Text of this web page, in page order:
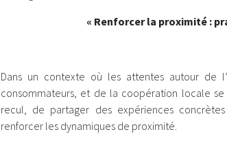
« Renforcer la proximité :
Dans un contexte où les attentes autour de
consommateurs, et de la coopération locale
recul, de partager des expériences
renforcer les dynamiques de proximité.